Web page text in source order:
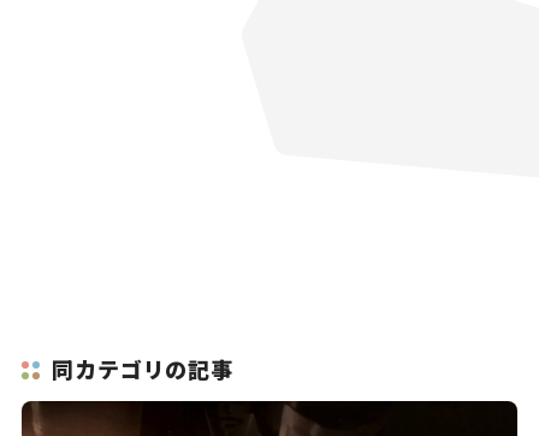
同カテゴリの記事